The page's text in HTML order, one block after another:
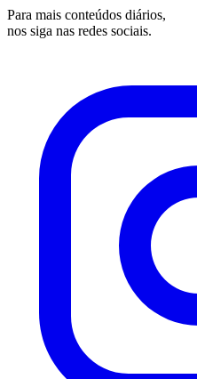
Para mais conteúdos diários,
nos siga nas redes sociais.